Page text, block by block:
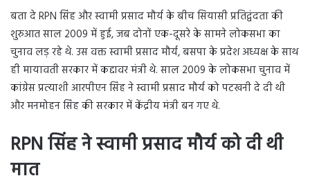
बता दे RPN सिंह और स्वामी प्रसाद मौर्य के बीच सियासी प्रतिद्वंदता की
शुरुआत साल 2009 में हुई, जब दोनों एक-दूसरे के सामने लोकसभा का
चुनाव लड़ रहे थे. उस वक्त स्वामी प्रसाद मौर्य, बसपा के प्रदेश अध्यक्ष के साथ
ही मायावती सरकार में कद्दावर मंत्री थे. साल 2009 के लोकसभा चुनाव में
कांग्रेस प्रत्याशी आरपीएन सिंह ने स्वामी प्रसाद मौर्य को पटखनी दे दी थी
और मनमोहन सिंह की सरकार में केंद्रीय मंत्री बन गए थे.
RPN सिंह ने स्वामी प्रसाद मौर्य को दी थी
मात